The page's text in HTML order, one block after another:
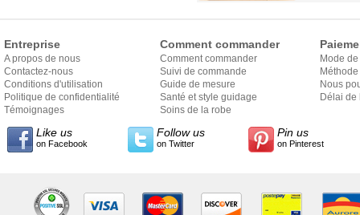
Entreprise
A propos de nous
Contactez-nous
Conditions d'utilisation
Politique de confidentialité
Témoignages
Comment commander
Comment commander
Suivi de commande
Guide de mesure
Santé et style guidage
Soins de la robe
Mode
Nous
Délai de
Like us
on Facebook
Follow us
on Twitter
Pin us
on Pinterest